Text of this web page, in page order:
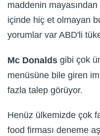
maddenin
içinde hiç et olmayan
yorumlar var ABD'li
Mc Donalds gibi çok
menüsüne bile giren
fazla talep görüyor.
Henüz ülkemizde çok
food firması deneme